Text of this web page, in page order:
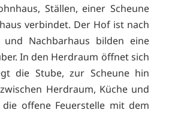
Ställen, einer Scheune
verbindet. Der Hof ist nach
und Nachbarhaus bilden eine
In den Herdraum öffnet sich
die Stube, zur Scheune hin
Herdraum, Küche und
offene Feuerstelle mit dem